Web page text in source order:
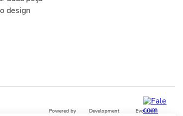
design
Powered by Development Evoluted